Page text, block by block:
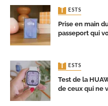
TESTS
Prise en main
passeport qui
TESTS
Test de la
de ceux qui ne